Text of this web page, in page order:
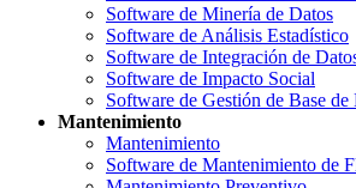
Software de Minería de Datos
Software de Análisis Estadístico
Software de Integración de
Software de Impacto Social
Software de Gestión de Base de
Mantenimiento
Mantenimiento
Software de Mantenimiento de